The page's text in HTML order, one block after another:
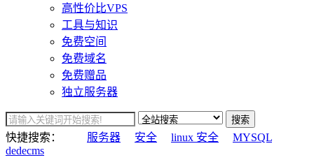
高性价比VPS
工具与知识
免费空间
免费域名
免费赠品
独立服务器
搜索
快捷搜索： 服务器 安全 linux 安全
MYSQL
dedecms